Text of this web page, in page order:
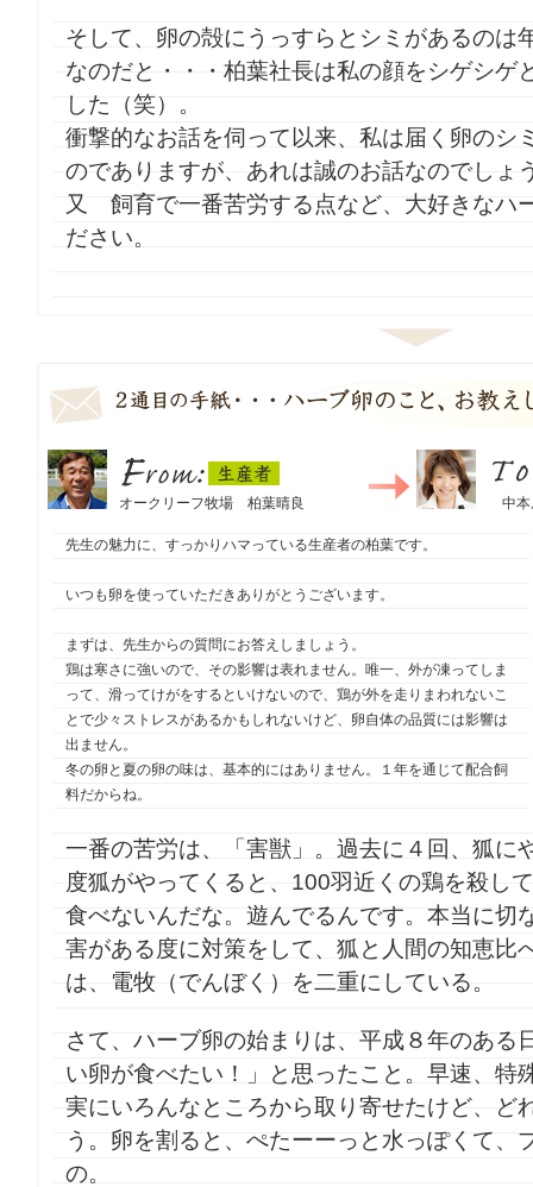
そして、卵の殻にうっすらとシミがあるのは
なのだと・・・柏葉社長は私の顔をシゲシゲ
した（笑）。
衝撃的なお話を伺って以来、私は届く卵のシ
のでありますが、あれは誠のお話なのでし
又 飼育で一番苦労する点など、大好きなハ
ださい。
From： 生産者
オークリーフ牧場 柏葉晴良 To：
中本
先生の魅力に、すっかりハマっている生産者の柏葉です。
いつも卵を使っていただきありがとうございます。
まずは、先生からの質問にお答えしましょう。
鶏は寒さに強いので、その影響は表れません。唯一、外が凍ってしま
って、滑ってけがをするといけないので、鶏が外を走りまわれないこ
とで少々ストレスがあるかもしれないけど、卵自体の品質には影響は
出ません。
冬の卵と夏の卵の味は、基本的にはありません。１年を通じて配合飼
料だからね。
一番の苦労は、「害獣」。過去に４回、狐に
度狐がやってくると、100羽近くの鶏を殺し
食べないんだな。遊んでるんです。本当に切
害がある度に対策をして、狐と人間の知恵比
は、電牧（でんぼく）を二重にしている。
さて、ハーブ卵の始まりは、平成８年のある
い卵が食べたい！」と思ったこと。早速、特
実にいろんなところから取り寄せたけど、ど
う。卵を割ると、ぺたーーっと水っぽくて、
の。